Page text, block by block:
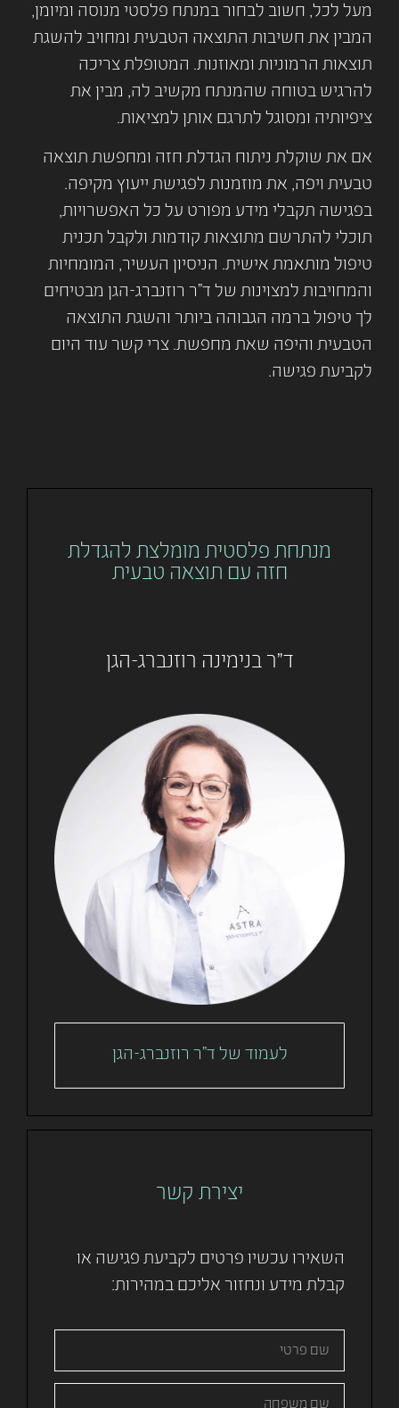
מעל לכל, חשוב לבחור במנתח פלסטי מנוסה ומיומן,
המבין את חשיבות התוצאה הטבעית ומחויב להשגת
תוצאות הרמוניות ומאוזנות. המטופלת צריכה
להרגיש בטוחה שהמנתח מקשיב לה, מבין את
ציפיותיה ומסוגל לתרגם אותן למציאות.
אם את שוקלת ניתוח הגדלת חזה ומחפשת תוצאה
טבעית ויפה, את מוזמנות לפגישת ייעוץ מקיפה.
בפגישה תקבלי מידע מפורט על כל האפשרויות,
תוכלי להתרשם מתוצאות קודמות ולקבל תכנית
טיפול מותאמת אישית. הניסיון העשיר, המומחיות
והמחויבות למצוינות של ד"ר רוזנברג-הגן מבטיחים
לך טיפול ברמה הגבוהה ביותר והשגת התוצאה
הטבעית והיפה שאת מחפשת. צרי קשר עוד היום
לקביעת פגישה.
מנתחת פלסטית מומלצת להגדלת
חזה עם תוצאה טבעית
ד"ר בנימינה רוזנברג-הגן
לעמוד של ד"ר רוזנברג-הגן
יצירת קשר
השאירו עכשיו פרטים לקביעת פגישה או
קבלת מידע ונחזור אליכם במהירות: